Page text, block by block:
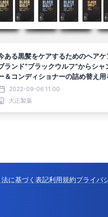
ある黒髪をケアするためのヘアケ
ランド“ブラックウルフ”からシャ
＆コンディショナーの詰め替え用
発売！
2022-09-06 11:00
大正製薬
に基づく表記利用規約プライバ